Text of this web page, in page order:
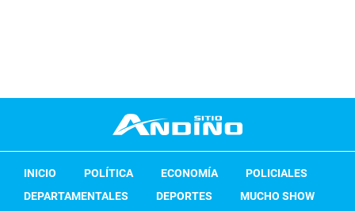
INICIO POLÍTICA ECONOMÍA
POLICIALES
DEPARTAMENTALES
DEPORTES
MUCHO SHOW